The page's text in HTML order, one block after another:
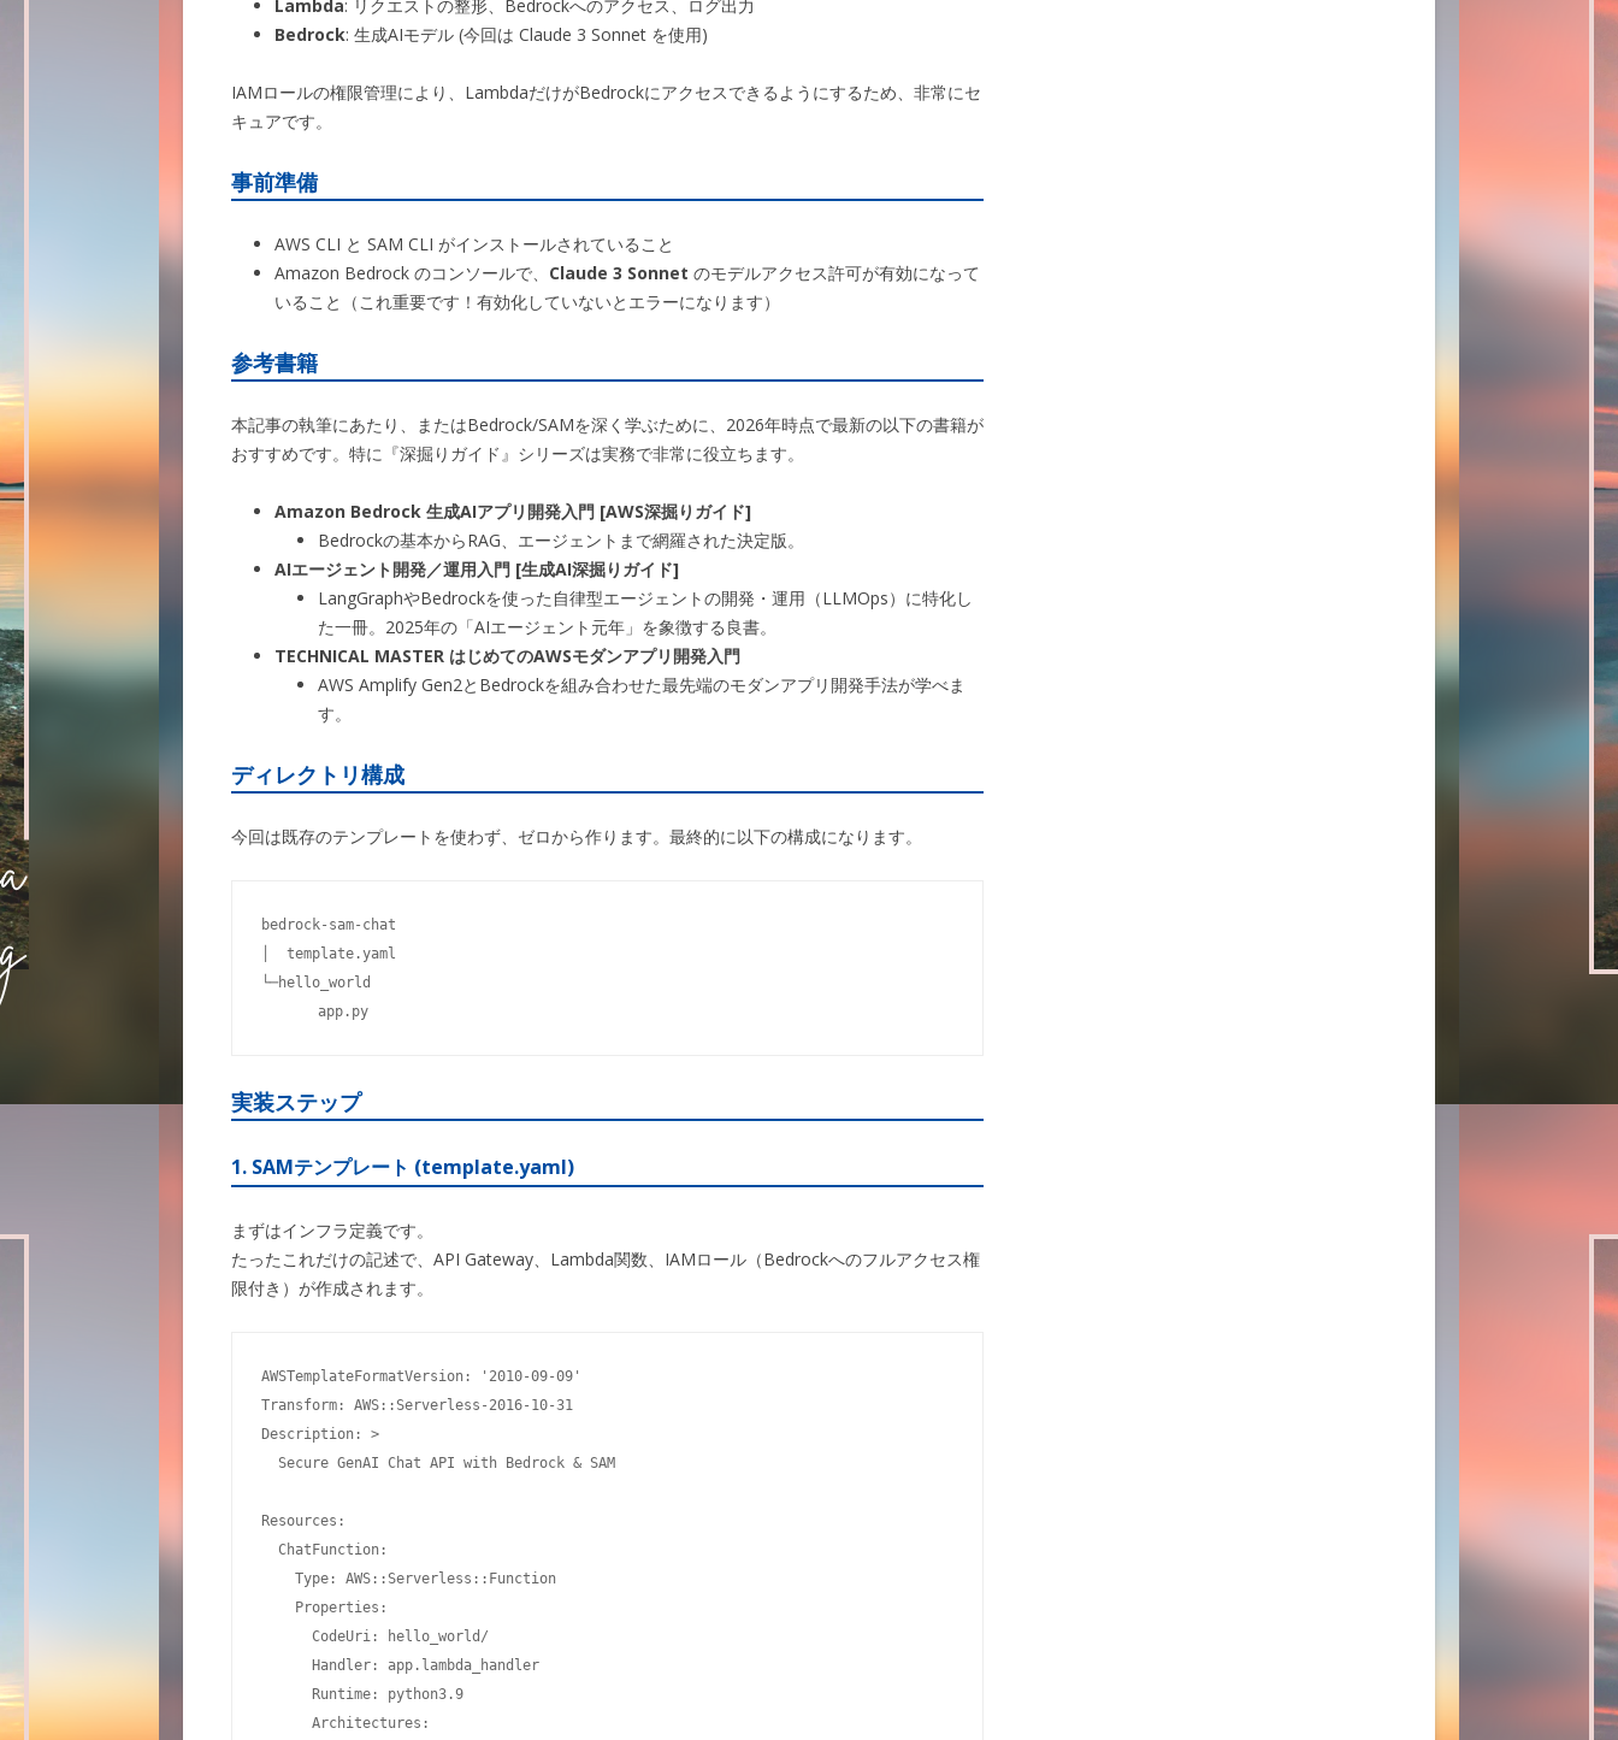
Lambda: リクエストの整形、Bedrockへのアクセス、ログ出力
Bedrock: 生成AIモデル (今回は Claude 3 Sonnet を使用)
IAMロールの権限管理により、LambdaだけがBedrockにアクセスできるようにするため、非常にセ
キュアです。
事前準備
AWS CLI と SAM CLI がインストールされていること
Amazon Bedrock のコンソールで、 Claude 3 Sonnet のモデルアクセス許可が有効になって
いること（これ重要です！有効化していないとエラーになります）
参考書籍
本記事の執筆にあたり、またはBedrock/SAMを深く学ぶために、2026年時点で最新の以下の書籍が
おすすめです。特に『深掘りガイド』シリーズは実務で非常に役立ちます。
Amazon Bedrock 生成AIアプリ開発入門 [AWS深掘りガイド]
Bedrockの基本からRAG、エージェントまで網羅された決定版。
AIエージェント開発／運用入門 [生成AI深掘りガイド]
LangGraphやBedrockを使った自律型エージェントの開発・運用（LLMOps）に特化し
た一冊。2025年の「AIエージェント元年」を象徴する良書。
TECHNICAL MASTER はじめてのAWSモダンアプリ開発入門
AWS Amplify Gen2とBedrockを組み合わせた最先端のモダンアプリ開発手法が学べま
す。
ディレクトリ構成
今回は既存のテンプレートを使わず、ゼロから作ります。最終的に以下の構成になります。
bedrock-sam-chat
│  template.yaml
└─hello_world
app.py
実装ステップ
1. SAMテンプレート (template.yaml)
まずはインフラ定義です。
たったこれだけの記述で、API Gateway、Lambda関数、IAMロール（Bedrockへのフルアクセス権
限付き）が作成されます。
AWSTemplateFormatVersion: '2010-09-09'
Transform: AWS::Serverless-2016-10-31
Description: >
  Secure GenAI Chat API with Bedrock & SAM
Resources:
  ChatFunction:
    Type: AWS::Serverless::Function
    Properties:
      CodeUri: hello_world/
      Handler: app.lambda_handler
      Runtime: python3.9
      Architectures: